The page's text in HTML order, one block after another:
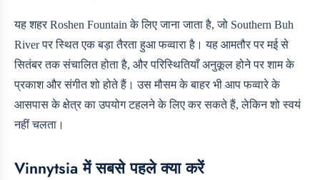
यह शहर Roshen Fountain के लिए जाना जाता है, जो Southern Buh
River पर स्थित एक बड़ा तैरता हुआ फव्वारा है। यह आमतौर पर मई से
सितंबर तक संचालित होता है, और परिस्थितियाँ अनुकूल होने पर शाम के
प्रकाश और संगीत शो होते हैं। उस मौसम के बाहर भी आप फव्वारे के
आसपास के क्षेत्र का उपयोग टहलने के लिए कर सकते हैं, लेकिन शो स्वयं
नहीं चलता।
Vinnytsia में सबसे पहले क्या करें